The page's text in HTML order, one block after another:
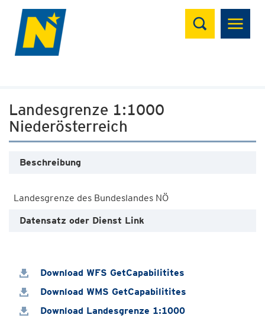
Suchen
Landesgrenze 1:1000
Niederösterreich
Beschreibung
Datensatz oder Dienst Link
Download WFS GetCapabilitites
Download WMS GetCapabilitites
Download Landesgrenze 1:1000